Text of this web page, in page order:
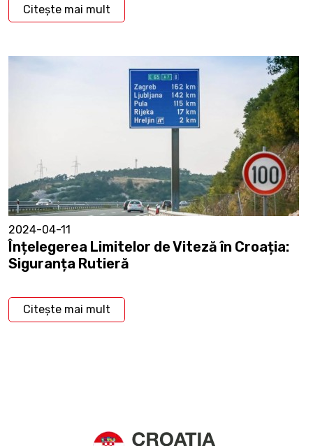
Citește mai mult
2024-04-11
Înțelegerea Limitelor de Viteză în Croația:
Siguranța Rutieră
Citește mai mult